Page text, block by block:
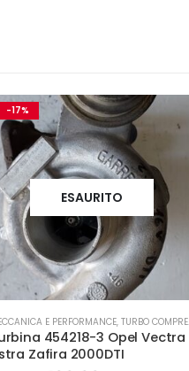
-17%
ESAURITO
E PERFORMANCE, TURBO COMPRESSORE- TURBINA
454218-3 Opel Vectra
Zafira 2000DTI